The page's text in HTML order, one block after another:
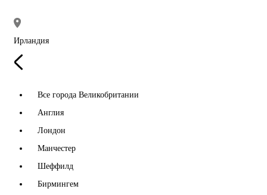
Ирландия
Все города Великобритании
Англия
Лондон
Манчестер
Шеффилд
Бирмингем